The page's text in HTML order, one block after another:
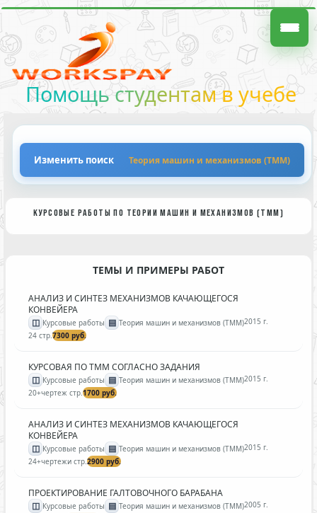
Помощь студентам в учебе
Изменить поиск Теория машин и механизмов (ТММ)
КУРСОВЫЕ РАБОТЫ ПО ТЕОРИИ МАШИН И МЕХАНИЗМОВ (ТММ)
ТЕМЫ И ПРИМЕРЫ РАБОТ
АНАЛИЗ И СИНТЕЗ МЕХАНИЗМОВ КАЧАЮЩЕГОСЯ
КОНВЕЙЕРА
◫ Курсовые работы ▤ Теория машин и механизмов (ТММ)2015 г.
24 стр.7300 руб.
КУРСОВАЯ ПО ТММ СОГЛАСНО ЗАДАНИЯ
◫ Курсовые работы ▤ Теория машин и механизмов (ТММ)2015 г.
20+чертеж стр.1700 руб.
АНАЛИЗ И СИНТЕЗ МЕХАНИЗМОВ КАЧАЮЩЕГОСЯ
КОНВЕЙЕРА
◫ Курсовые работы ▤ Теория машин и механизмов (ТММ)2015 г.
24+чертежи стр.2900 руб.
ПРОЕКТИРОВАНИЕ ГАЛТОВОЧНОГО БАРАБАНА
◫ Курсовые работы ▤ Теория машин и механизмов (ТММ)2005 г.